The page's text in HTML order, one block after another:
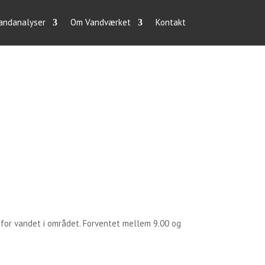
Om Vandværket Kontakt
vandet i området. Forventet mellem 9.00 og